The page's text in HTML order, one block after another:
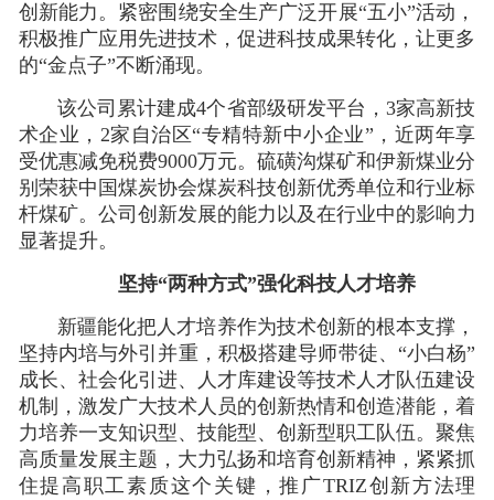
创新能力。紧密围绕安全生产广泛开展“五小”活动，
积极推广应用先进技术，促进科技成果转化，让更多
的“金点子”不断涌现。
该公司累计建成4个省部级研发平台，3家高新技
术企业，2家自治区“专精特新中小企业”，近两年享
受优惠减免税费9000万元。硫磺沟煤矿和伊新煤业分
别荣获中国煤炭协会煤炭科技创新优秀单位和行业标
杆煤矿。 公司 创新发展的能力 以及在行业中的影响力
显著提升。
坚持“两种方式”强化科技人才培养
新疆能化把人才培养作为技术创新的根本支撑，
坚持内培与外引并重，积极搭建导师带徒、“小白杨”
成长、社会化引进、人才库建设等技术人才队伍建设
机制，激发广大技术人员的创新热情和创造潜能，着
力培养一支知识型、技能型、创新型职工队伍。聚焦
高质量发展主题，大力弘扬和培育创新精神，紧紧抓
住提高职工素质这个关键，推广TRIZ创新方法理